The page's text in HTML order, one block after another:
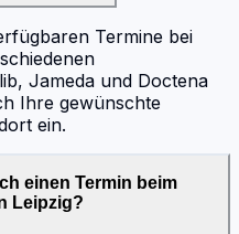
Termine bei
Jameda und Doctena
Ihre gewünschte
ein.
einen Termin beim
Leipzig?